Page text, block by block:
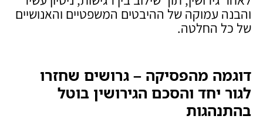
והבנה עמוקה של ההיבטים המשפטיים והאנושיים
של כל החלטה.
דוגמה מהפסיקה – גרושים שחזרו
לגור יחד והסכם הגירושין בוטל
בהתנהגות